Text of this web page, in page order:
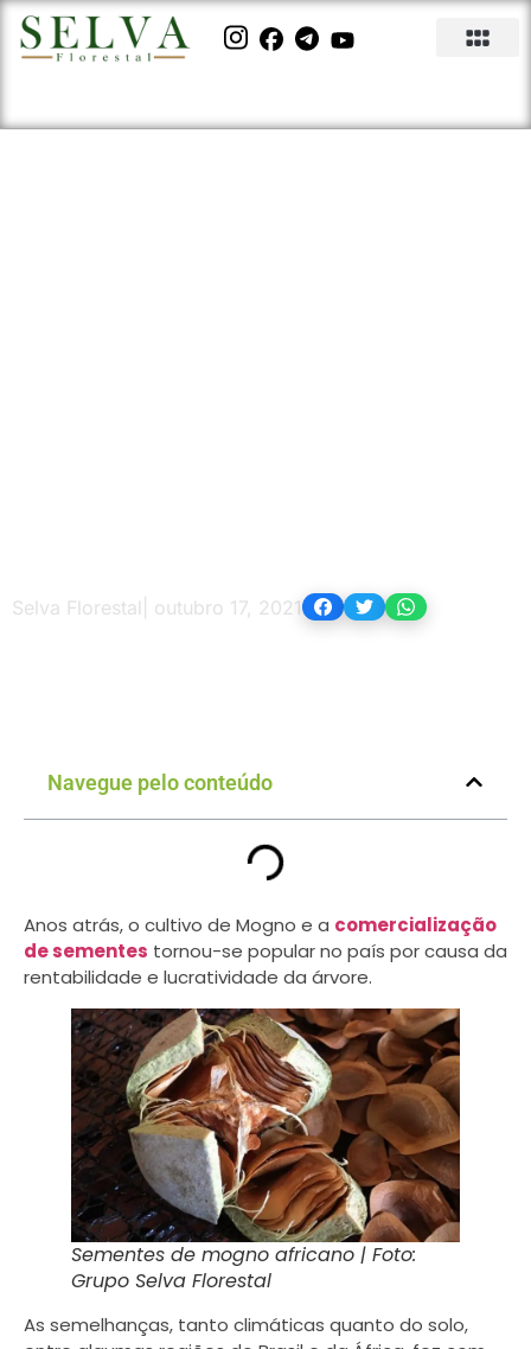
Selva Florestal outubro 17, 2021
Navegue pelo conteúdo
Anos atrás, o cultivo de Mogno e a comercialização
de sementes tornou-se popular no país por causa da
rentabilidade e lucratividade da árvore.
Sementes de mogno africano | Foto:
Grupo Selva Florestal
As semelhanças, tanto climáticas quanto do solo,